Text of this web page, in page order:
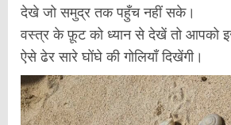
देखे जो समुद्र तक पहुँच नहीं सके।
वस्त्र के फ़ूट को ध्यान से देखें तो आपको
ऐसे ढेर सारे घोंघे की गोलियाँ दिखेंगी।